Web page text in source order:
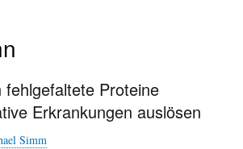
fehlgefaltete Proteine
Erkrankungen auslösen
Simm